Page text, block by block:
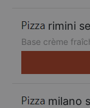
rimini
Base crème
milano